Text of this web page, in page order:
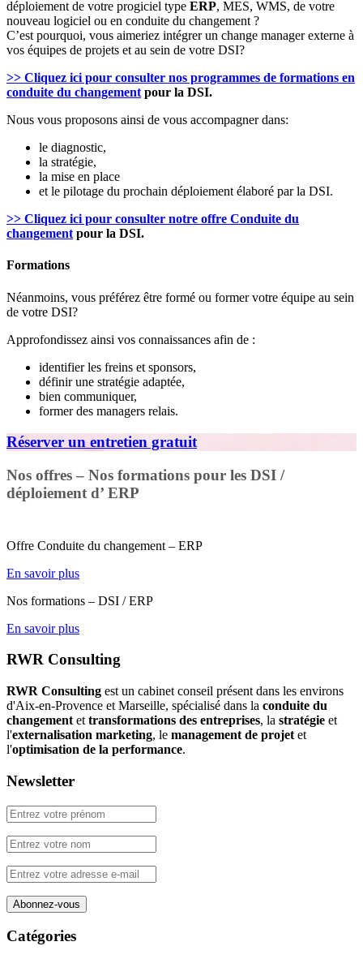
déploiement de votre progiciel type ERP, MES, WMS, de votre
nouveau logiciel ou en conduite du changement ?
C’est pourquoi, vous aimeriez intégrer un change manager externe à
vos équipes de projets et au sein de votre DSI?
>> Cliquez ici pour consulter nos programmes de formations en
conduite du changement pour la DSI.
Nous vous proposons ainsi de vous accompagner dans:
le diagnostic,
la stratégie,
la mise en place
et le pilotage du prochain déploiement élaboré par la DSI.
>> Cliquez ici pour consulter notre offre Conduite du
changement pour la DSI.
Formations
Néanmoins, vous préférez être formé ou former votre équipe au sein
de votre DSI?
Approfondissez ainsi vos connaissances afin de :
identifier les freins et sponsors,
définir une stratégie adaptée,
bien communiquer,
former des managers relais.
Réserver un entretien gratuit
Nos offres – Nos formations pour les DSI /
déploiement d’ ERP
Offre Conduite du changement – ERP
En savoir plus
Nos formations – DSI / ERP
En savoir plus
RWR Consulting
RWR Consulting est un cabinet conseil présent dans les environs
d'Aix-en-Provence et Marseille, spécialisé dans la conduite du
changement et transformations des entreprises, la stratégie et
l'externalisation marketing, le management de projet et
l'optimisation de la performance.
Newsletter
Catégories